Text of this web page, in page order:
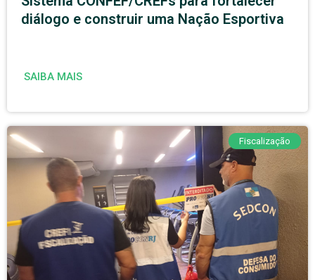
diálogo e construir uma Nação Esportiva
SAIBA MAIS
Fiscalização